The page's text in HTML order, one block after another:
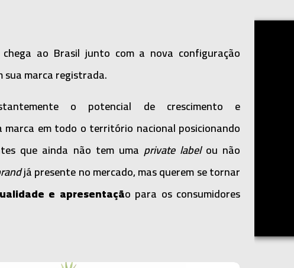
ao Brasil junto com a nova configuração
sua marca registrada.
o potencial de crescimento e
em todo o território nacional posicionando
que ainda não tem uma private label ou não
já presente no mercado, mas querem se tornar
e apresentação para os consumidores